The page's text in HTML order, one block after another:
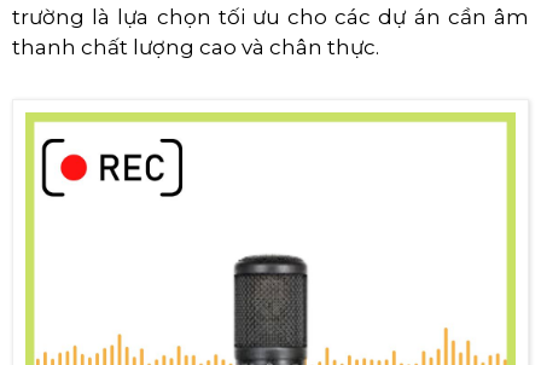
trường là lựa chọn tối ưu cho các dự án cần âm
thanh chất lượng cao và chân thực.